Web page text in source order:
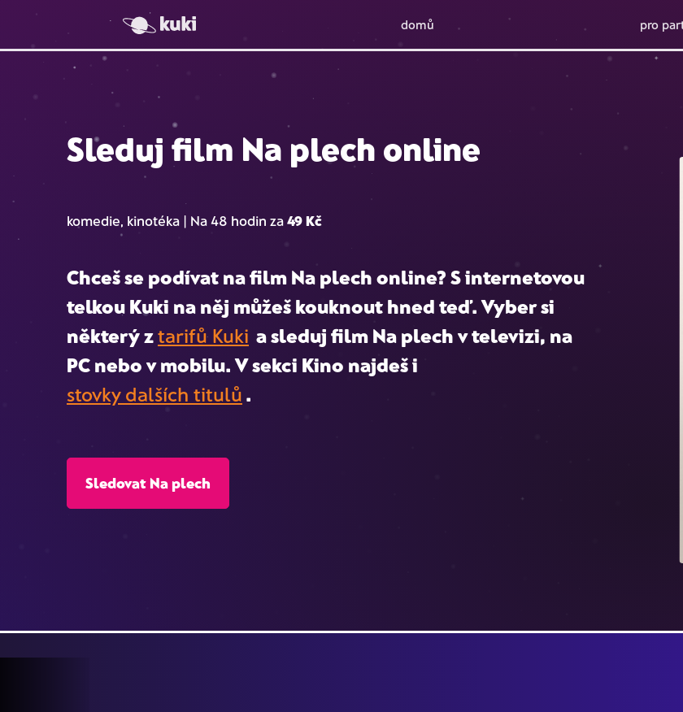
domů pro
Sleduj film Na plech online
komedie, kinotéka | Na 48 hodin za 49 Kč
Chceš se podívat na film Na plech online? S internetovou
telkou Kuki na něj můžeš kouknout hned teď. Vyber si
některý ztarifů Kuki a sleduj film Na plech v televizi, na
PC nebo v mobilu. V sekci Kino najdeš i
stovky dalších titulů .
Sledovat Na plech